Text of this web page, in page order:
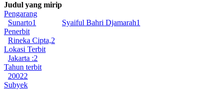
Judul yang mirip
Pengarang
Sunarto1 Syaiful Bahri Djamarah1
Penerbit
Rineka Cipta,2
Lokasi Terbit
Jakarta :2
Tahun terbit
20022
Subyek